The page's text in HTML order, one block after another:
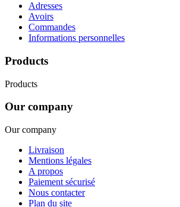
Adresses
Avoirs
Commandes
Informations personnelles
Products
Products
Our company
Our company
Livraison
Mentions légales
A propos
Paiement sécurisé
Nous contacter
Plan du site